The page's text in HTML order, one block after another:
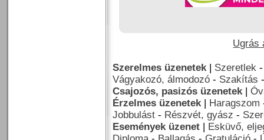
Ugrás
Szerelmes üzenetek| Szeretlek
Vágyakozó, álmodozó - Szakítás
Csajozós, pasizós üzenetek|
Érzelmes üzenetek| Haragszom
Jobbulást - Részvét, gyász -
Események üzenet | Esküvő,